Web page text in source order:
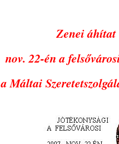
Zenei
nov. 22-én a
a Máltai